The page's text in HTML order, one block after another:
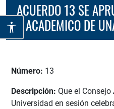
ACUERDO 13 SE APRUEBA EL CALENDARIO
ACADEMICO DE
Número: 13
Descripción: Que el
Universidad en sesión